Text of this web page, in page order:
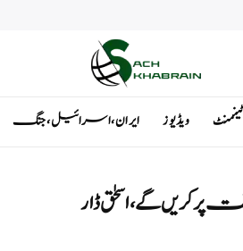
ویڈیوز ایران ، اسرائیل ، جنگ
کریں گے، اسحٰق ڈار